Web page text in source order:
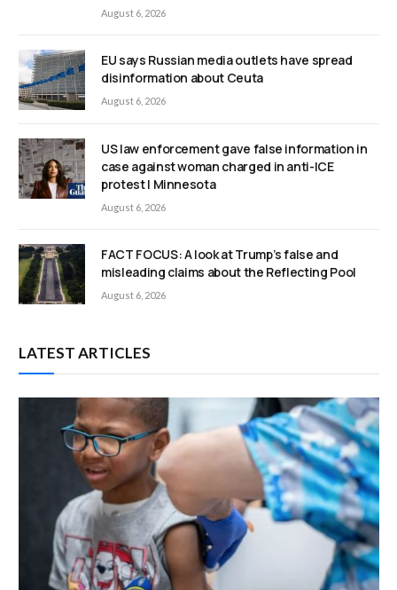
August 6, 2026
EU says Russian media outlets have spread
disinformation about Ceuta
August 6, 2026
US law enforcement gave false information in
case against woman charged in anti-ICE
protest | Minnesota
August 6, 2026
FACT FOCUS: A look at Trump’s false and
misleading claims about the Reflecting Pool
August 6, 2026
LATEST ARTICLES